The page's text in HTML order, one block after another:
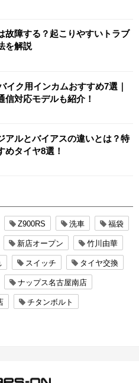
故障する？起こりやすいトラブ
を解説
イク用インカムおすすめ7選｜
信対応モデルも紹介！
アルとバイアスの違いとは？特
めタイヤ8選！
Z900RS 洗車 福袋
新店オープン 竹川由華
スイッチ タイヤ交換
ナップス名古屋南店
チタンボルト